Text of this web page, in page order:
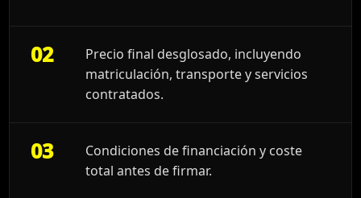
02
Precio final desglosado, incluyendo
matriculación, transporte y servicios
contratados.
03
Condiciones de financiación y coste
total antes de firmar.